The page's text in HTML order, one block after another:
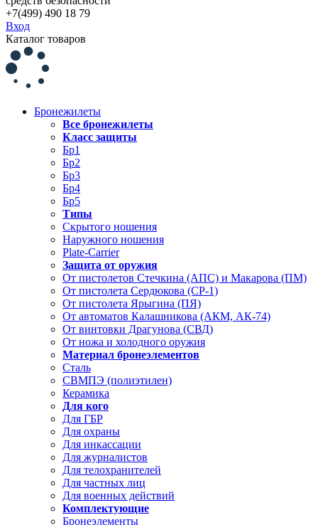
+7(499) 490 18 79
Вход
Каталог товаров
Бронежилеты
Все бронежилеты
Класс защиты
Бр1
Бр2
Бр3
Бр4
Бр5
Типы
Скрытого ношения
Наружного ношения
Plate-Carrier
Защита от оружия
От пистолетов Стечкина (АПС) и Макарова (ПМ)
От пистолета Сердюкова (СР-1)
От пистолета Ярыгина (ПЯ)
От автоматов Калашникова (АКМ, АК-74)
От винтовки Драгунова (СВД)
От ножа и холодного оружия
Материал бронеэлементов
Сталь
СВМПЭ (полиэтилен)
Керамика
Для кого
Для ГБР
Для охраны
Для инкассации
Для журналистов
Для телохранителей
Для частных лиц
Для военных действий
Комплектующие
Бронеэлементы